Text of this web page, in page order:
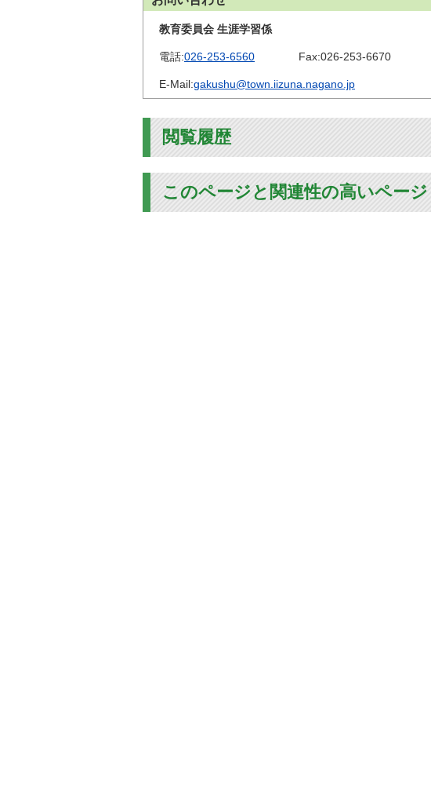
教育委員会 生涯学習係
電話:026-253-6560 Fax:026-253-6670
E-Mail:gakushu@town.iizuna.nagano.jp
閲覧履歴
このページと関連性の高いページ